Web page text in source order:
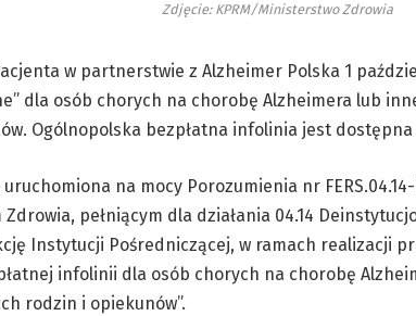
Zdjęcie: KPRM/Ministerstwo Zdrowia
w partnerstwie z Alzheimer Polska 1
dla osób chorych na chorobę Alzheimera lub
Ogólnopolska bezpłatna infolinia jest dostępna
na mocy Porozumienia nr
pełniącym dla działania 04.14
Instytucji Pośredniczącej, w ramach realizacji
infolinii dla osób chorych na chorobę
rodzin i opiekunów”.